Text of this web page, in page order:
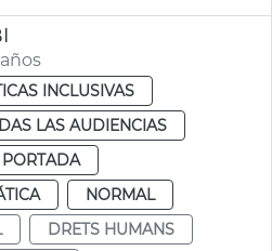
INCLUSIVAS
LAS AUDIENCIAS
PORTADA
NORMAL
DRETS HUMANS